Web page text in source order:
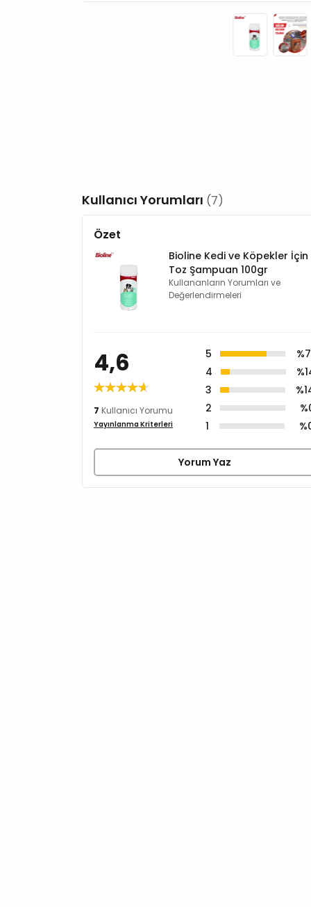
Kullanıcı Yorumları (7)
Özet
Bioline Kedi ve Köpekler İçin
Toz Şampuan 100gr
Kullananların Yorumları ve
Değerlendirmeleri
4,6
7 Kullanıcı Yorumu
Yayınlanma Kriterleri
5
4
3
2
1
Yorum Yaz